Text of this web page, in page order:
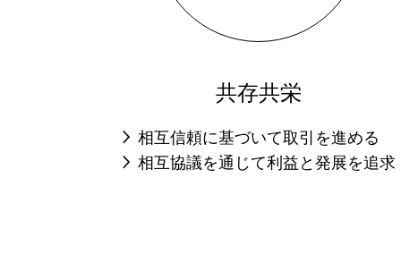
共存共栄
相互信頼に基づいて取引を進める
相互協議を通じて利益と発展を追求